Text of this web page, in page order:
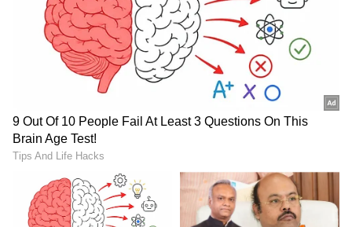
Image Credit :
ಕ್ವಾಲಿಫೈಯರ್-1 ಪಂದ್ಯ ರದ್ದಾದ್ರೆ?